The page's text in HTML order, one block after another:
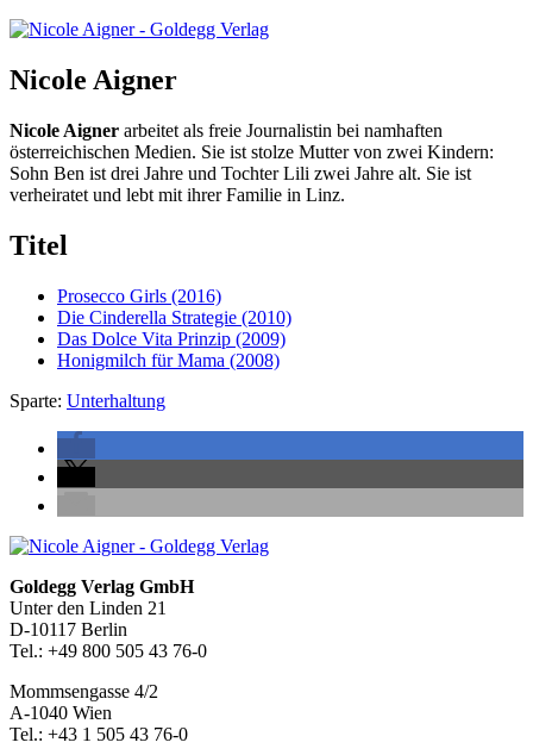
Nicole Aigner
Nicole Aigner arbeitet als freie Journalistin bei namhaften
österreichischen Medien. Sie ist stolze Mutter von zwei Kindern:
Sohn Ben ist drei Jahre und Tochter Lili zwei Jahre alt. Sie ist
verheiratet und lebt mit ihrer Familie in Linz.
Titel
Prosecco Girls (2016)
Die Cinderella Strategie (2010)
Das Dolce Vita Prinzip (2009)
Honigmilch für Mama (2008)
Sparte: Unterhaltung
Seitenleiste
Footer-
Section
Goldegg Verlag GmbH
Unter den Linden 21
D-10117 Berlin
Tel.: +49 800 505 43 76-0
Mommsengasse 4/2
A-1040 Wien
Tel.: +43 1 505 43 76-0